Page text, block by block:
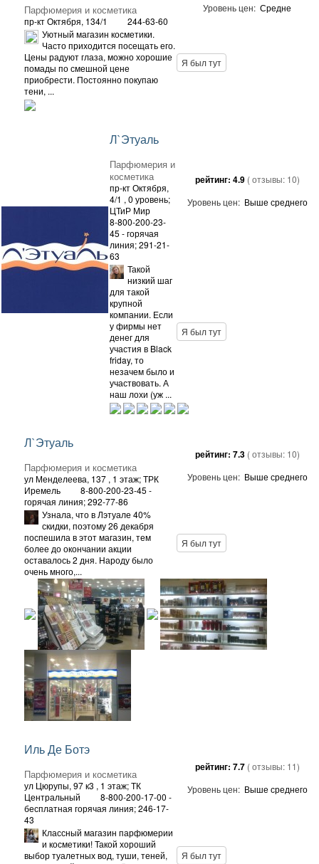
Парфюмерия и косметика
пр-кт Октября, 134/1 244-63-60
Уровень цен: Средне
Уютный магазин косметики.
Часто приходится посещать его.
Цены радуют глаза, можно хорошие
помады по смешной цене
приобрести. Постоянно покупаю
тени, ...
Я был тут
Л`Этуаль
Парфюмерия и
косметика
пр-кт Октября,
4/1 , 0 уровень;
ЦТиР Мир
8-800-200-23-
45 - горячая
линия; 291-21-
63
рейтинг: 4.9 ( отзывы: 10)
Уровень цен: Выше среднего
Такой
низкий шаг
для такой
крупной
компании. Если
у фирмы нет
денег для
участия в Black
friday, то
незачем было и
участвовать. А
наш лохи (уж ...
Я был тут
Л`Этуаль
Парфюмерия и косметика
ул Менделеева, 137 , 1 этаж; ТРК
Иремель
8-800-200-23-45 -
горячая линия; 292-77-86
рейтинг: 7.3 ( отзывы: 10)
Уровень цен: Выше среднего
Узнала, что в Лэтуале 40%
скидки, поэтому 26 декабря
поспешила в этот магазин, тем
более до окончании акции
оставалось 2 дня. Народу было
очень много,...
Я был тут
Иль Де Ботэ
Парфюмерия и косметика
ул Цюрупы, 97 к3 , 1 этаж; ТК
Центральный
8-800-200-17-00 -
бесплатная горячая линия; 246-17-
43
рейтинг: 7.7 ( отзывы: 11)
Уровень цен: Выше среднего
Классный магазин парфюмерии
и косметики! Такой хороший
выбор туалетных вод, туши, теней,
Я был тут